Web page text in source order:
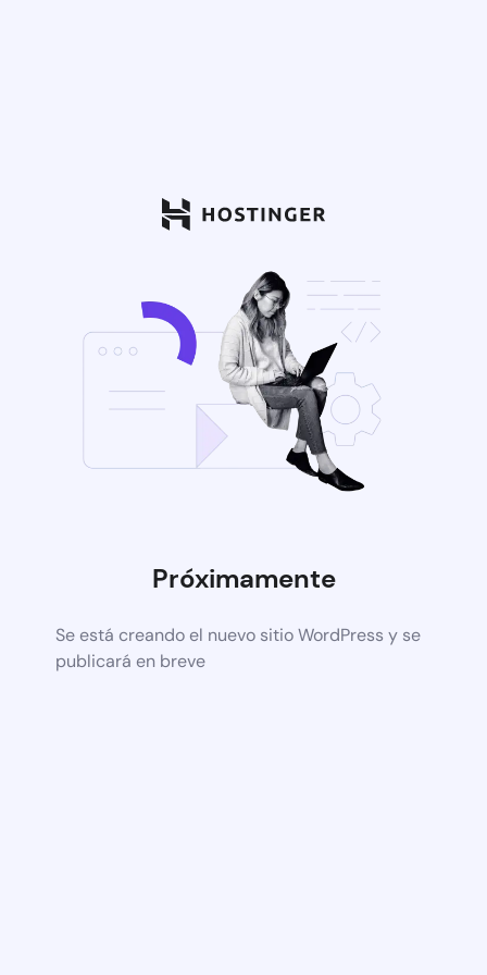
Próximamente
Se está creando el nuevo sitio WordPress y se
publicará en breve